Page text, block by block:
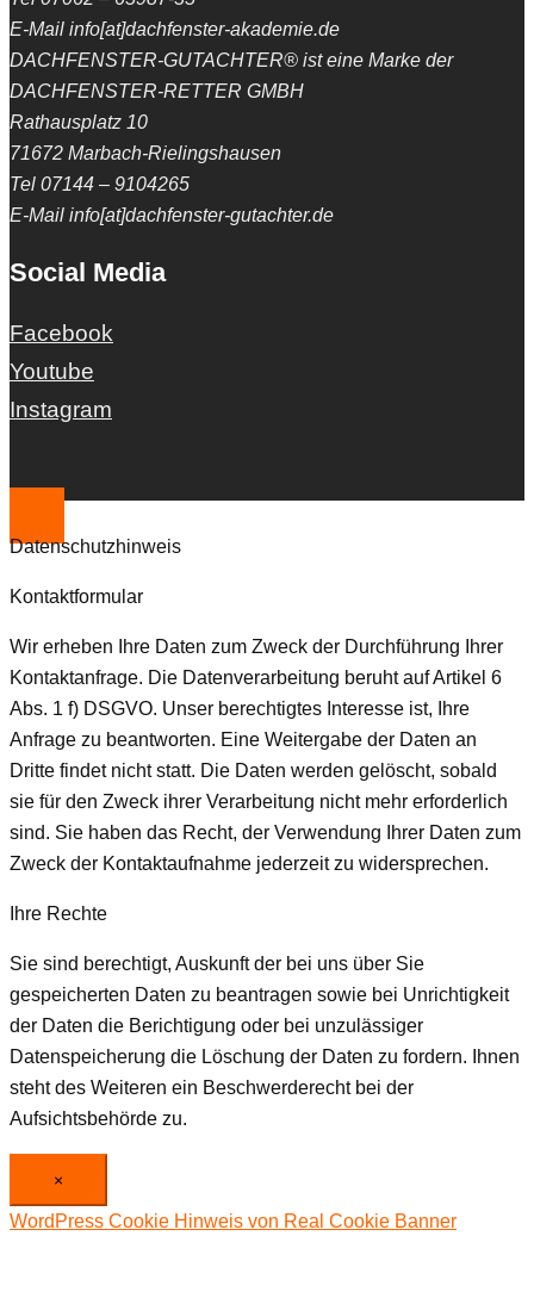
E-Mail info[at]dachfenster-akademie.de
DACHFENSTER-GUTACHTER® ist eine Marke der
DACHFENSTER-RETTER GMBH
Rathausplatz 10
71672 Marbach-Rielingshausen
Tel 07144 – 9104265
E-Mail info[at]dachfenster-gutachter.de
Social Media
Facebook
Youtube
Instagram
Datenschutzhinweis
Kontaktformular
Wir erheben Ihre Daten zum Zweck der Durchführung Ihrer
Kontaktanfrage. Die Datenverarbeitung beruht auf Artikel 6
Abs. 1 f) DSGVO. Unser berechtigtes Interesse ist, Ihre
Anfrage zu beantworten. Eine Weitergabe der Daten an
Dritte findet nicht statt. Die Daten werden gelöscht, sobald
sie für den Zweck ihrer Verarbeitung nicht mehr erforderlich
sind. Sie haben das Recht, der Verwendung Ihrer Daten zum
Zweck der Kontaktaufnahme jederzeit zu widersprechen.
Ihre Rechte
Sie sind berechtigt, Auskunft der bei uns über Sie
gespeicherten Daten zu beantragen sowie bei Unrichtigkeit
der Daten die Berichtigung oder bei unzulässiger
Datenspeicherung die Löschung der Daten zu fordern. Ihnen
steht des Weiteren ein Beschwerderecht bei der
Aufsichtsbehörde zu.
×
WordPress Cookie Hinweis von Real Cookie Banner